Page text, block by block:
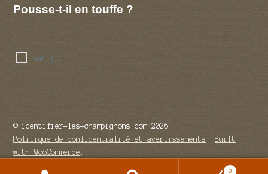
Pousse-t-il en touffe ?
non (1)
© identifier-les-champignons.com 2026
Politique de confidentialité et avertissements
Built
with WooCommerce
0